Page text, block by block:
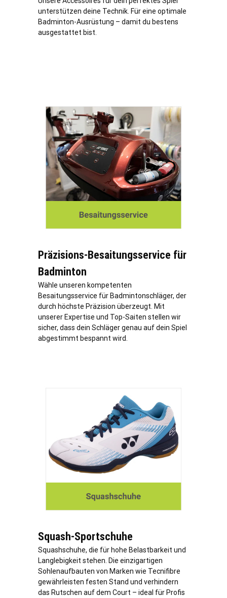
unterstützen deine Technik. Für eine optimale
Badminton-Ausrüstung – damit du bestens
ausgestattet bist.
Präzisions-Besaitungsservice für
Badminton
Wähle unseren kompetenten
Besaitungsservice für Badmintonschläger, der
durch höchste Präzision überzeugt. Mit
unserer Expertise und Top-Saiten stellen wir
sicher, dass dein Schläger genau auf dein Spiel
abgestimmt bespannt wird.
Squash-Sportschuhe
Squashschuhe, die für hohe Belastbarkeit und
Langlebigkeit stehen. Die einzigartigen
Sohlenaufbauten von Marken wie Tecnifibre
gewährleisten festen Stand und verhindern
das Rutschen auf dem Court – ideal für Profis